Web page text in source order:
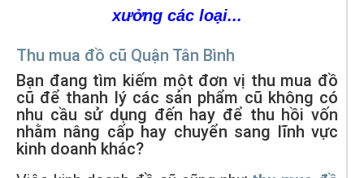
xưởng các loại...
Thu mua đồ cũ Quận Tân Bình
Bạn đang tìm kiếm một đơn vị thu mua đồ
cũ để thanh lý các sản phẩm cũ không có
nhu cầu sử dụng đến hay để thu hồi vốn
nhằm nâng cấp hay chuyển sang lĩnh vực
kinh doanh khác?